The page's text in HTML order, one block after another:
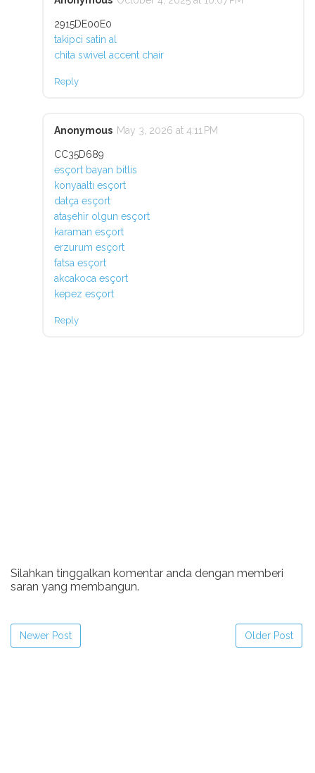
2915DE00E0
takipci satin al
chita swivel accent chair
Reply
Anonymous May 3, 2026 at 4:11 PM
CC35D689
esçort bayan bitlis
konyaaltı esçort
datça esçort
ataşehir olgun esçort
karaman esçort
erzurum esçort
fatsa esçort
akcakoca esçort
kepez esçort
Reply
Silahkan tinggalkan komentar anda dengan memberi
saran yang membangun.
Newer Post Older Post